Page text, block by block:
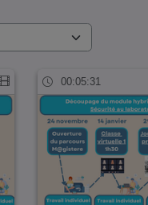
00:05:31